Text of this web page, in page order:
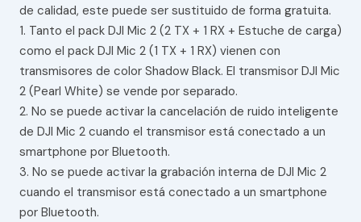
de calidad, este puede ser sustituido de forma gratuita.
1. Tanto el pack DJI Mic 2 (2 TX + 1 RX + Estuche de carga)
como el pack DJI Mic 2 (1 TX + 1 RX) vienen con
transmisores de color Shadow Black. El transmisor DJI Mic
2 (Pearl White) se vende por separado.
2. No se puede activar la cancelación de ruido inteligente
de DJI Mic 2 cuando el transmisor está conectado a un
smartphone por Bluetooth.
3. No se puede activar la grabación interna de DJI Mic 2
cuando el transmisor está conectado a un smartphone
por Bluetooth.